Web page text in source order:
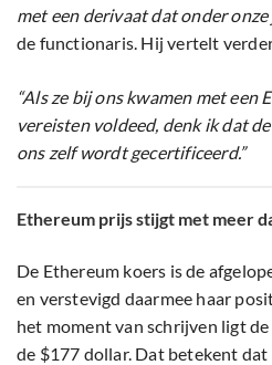
met een derivaat dat onder
de functionaris. Hij vertelt
“Als ze bij ons kwamen met een
vereisten voldeed, denk ik dat
ons zelf wordt gecertificeerd.”
Ethereum prijs stijgt met meer
De Ethereum koers is de
en verstevigd daarmee haar
het moment van schrijven ligt
de $177 dollar. Dat betekent